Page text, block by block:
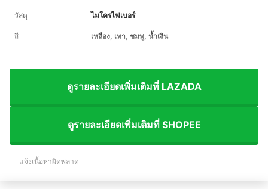
วัสดุ ไมโครไฟเบอร์
สี เหลือง, เทา, ชมพู, น้ำเงิน
ดูรายละเอียดเพิ่มเติมที่ LAZADA
ดูรายละเอียดเพิ่มเติมที่ SHOPEE
แจ้งเนื้อหาผิดพลาด